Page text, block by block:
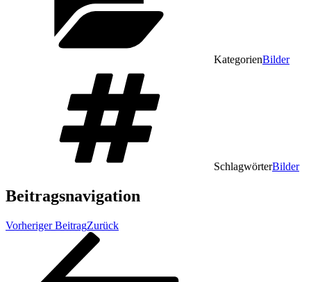
KategorienBilder
SchlagwörterBilder
Beitragsnavigation
Vorheriger BeitragZurück